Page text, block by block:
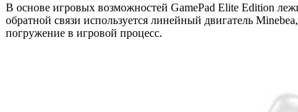
В основе игровых возможностей GamePad Elite Edition
обратной связи используется линейный двигатель
погружение в игровой процесс.